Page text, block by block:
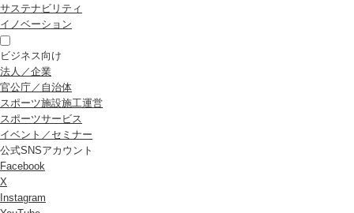
サステナビリティ
イノベーション
ビジネス向け
法人／企業
官公庁／自治体
スポーツ施設施工運営
スポーツサービス
イベント／セミナー
公式SNSアカウント
Facebook
X
Instagram